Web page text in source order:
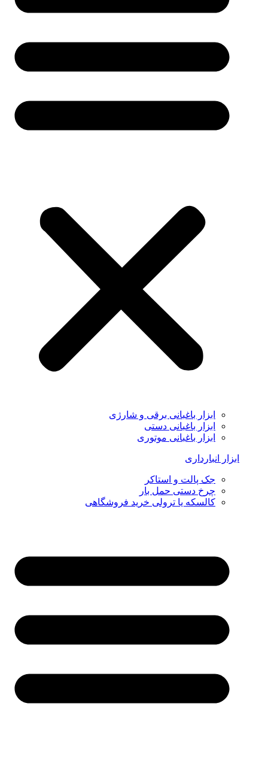
ابزار باغبانی برقی و شارژی
ابزار باغبانی دستی
ابزار باغبانی موتوری
ابزار انبارداری
جک پالت و استاکر
چرخ دستی حمل بار
کالسکه یا ترولی خرید فروشگاهی